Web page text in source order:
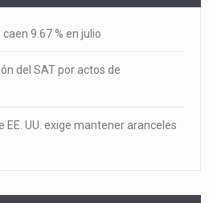
9.67 % en julio
del SAT por actos de
EE. UU. exige mantener aranceles